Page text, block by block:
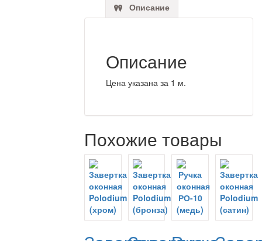
Описание
Описание
Цена указана за 1 м.
Похожие товары